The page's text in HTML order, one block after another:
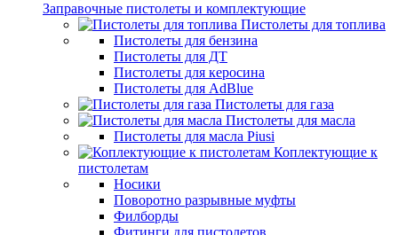
Заправочные пистолеты и комплектующие
Пистолеты для топлива
Пистолеты для бензина
Пистолеты для ДТ
Пистолеты для керосина
Пистолеты для AdBlue
Пистолеты для газа
Пистолеты для масла
Пистолеты для масла Piusi
Коплектующие к
пистолетам
Носики
Поворотно разрывные муфты
Филборды
Фитинги для пистолетов